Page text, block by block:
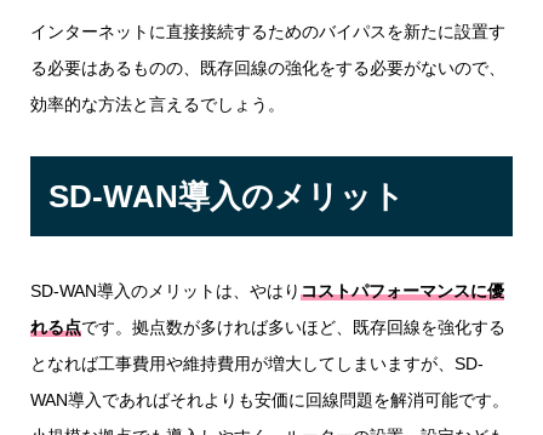
インターネットに直接接続するためのバイパスを新たに設置す
る必要はあるものの、既存回線の強化をする必要がないので、
効率的な方法と言えるでしょう。
SD-WAN導入のメリット
SD-WAN導入のメリットは、やはりコストパフォーマンスに優
れる点です。拠点数が多ければ多いほど、既存回線を強化する
となれば工事費用や維持費用が増大してしまいますが、SD-
WAN導入であればそれよりも安価に回線問題を解消可能です。